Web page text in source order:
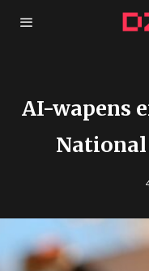
AI-wapens
National